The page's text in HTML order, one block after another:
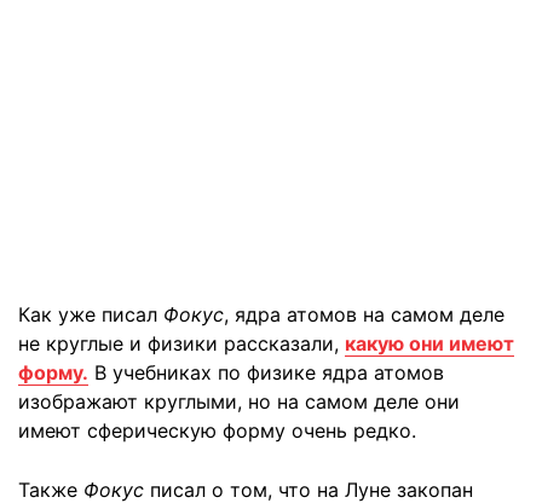
Как уже писал Фокус, ядра атомов на самом деле
не круглые и физики рассказали, какую они имеют
форму. В учебниках по физике ядра атомов
изображают круглыми, но на самом деле они
имеют сферическую форму очень редко.
Также Фокус писал о том, что на Луне закопан